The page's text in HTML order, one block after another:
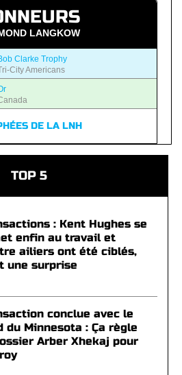
LANGKOW
Clarke Trophy
City Americans
DE LA LNH
TOP 5
: Kent Hughes se
enfin au travail et
ailiers ont été ciblés,
une surprise
conclue avec le
du Minnesota : Ça règle
Arber Xhekaj pour